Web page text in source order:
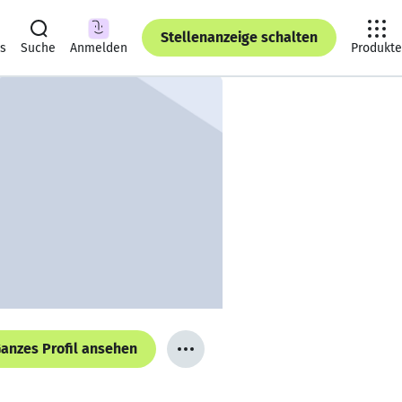
Suche Anmelden
Stellenanzeige schalten
Produkte
Profil ansehen